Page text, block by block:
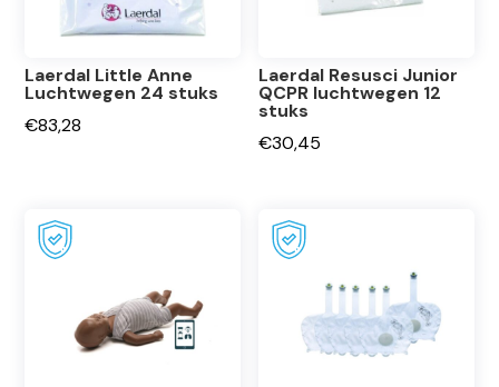
Laerdal Little Anne
Luchtwegen 24 stuks
€83,28
Laerdal Resusci Junior
QCPR luchtwegen 12
stuks
€30,45